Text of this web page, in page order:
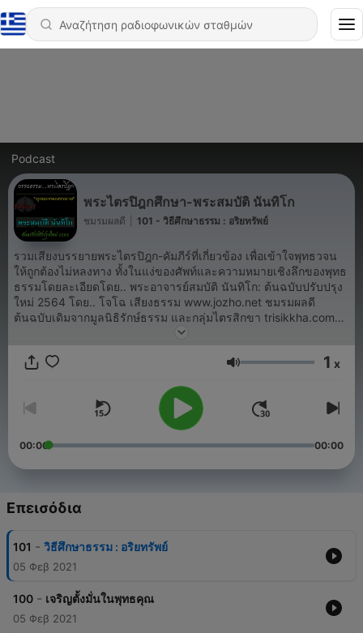
Podcast
พระไตรปิฎกศึกษา-พระสมบัติ นันทิโก
ชมรมผลดี 101 - วิธีศึกษาธรรม : อริยทรัพย์
รวมเสียงบรรยายพระไตรปิฎก-คัมภีร์ที่เกี่ยวข้อง เพื่อเข้าใจพุทธวจน
ให้ถูกต้องไม่หลงทาง ทั้งในแง่ของศัพท์และความหมายเชิงลึกของพุทธ
ธรรมโดยละเอียดโดย.. พระอาจารย์สมบัติ นันทิโก: ต้นฉบับปรับปรุง
ใหม่ 2564 โดย.. โจโฉ เสียงธรรม www.jozho.net ชมรมผลดี
ต้นฉบับเดิมจากมูลนิธิรักษ์ธรรม และกลุ่มไตรสิกขา trisikkha.com
ดาวน์โหลด mp3 ชุดปรับเสียงใหม่ที่นี่
ฟังครบทุกเรื่องที่ anchor.fm/tripitaka หรือ
Ένταση 1 x
00:00 00:00
Επεισόδια
101 - วิธีศึกษาธรรม : อริยทรัพย์
05 Φεβ 2021
100 - เจริญตั้งมั่นในพุทธคุณ
05 Φεβ 2021